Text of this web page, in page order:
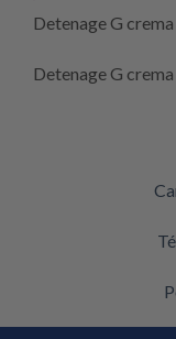
Detenage G crema
Detenage G crema